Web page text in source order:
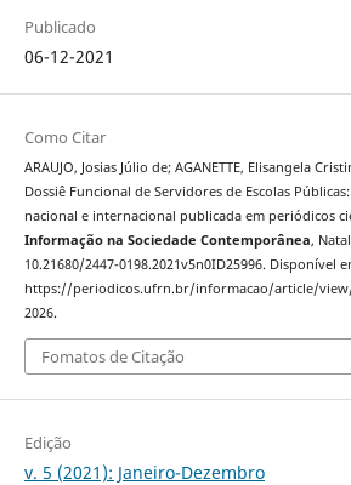
Publicado
06-12-2021
Como Citar
ARAUJO, Josias Júlio de; AGANETTE, Elisangela
Dossiê Funcional de Servidores de Escolas
nacional e internacional publicada em periódicos
Informação na Sociedade Contemporânea,
10.21680/2447-0198.2021v5n0ID25996. Disponível
https://periodicos.ufrn.br/informacao/article/view/
2026.
Fomatos de Citação
Edição
v. 5 (2021): Janeiro-Dezembro